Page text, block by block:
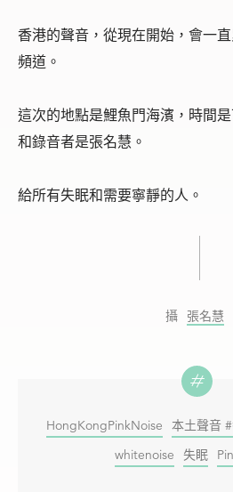
香港的聲音，從現在開始，會一
頻道。
這次的地點是鯉魚門海濱，時間
和錄音者是張名慧。
給所有失眠和需要寧靜的人。
張名慧
HongKongPinkNoise 本土聲音
whitenoise
失眠